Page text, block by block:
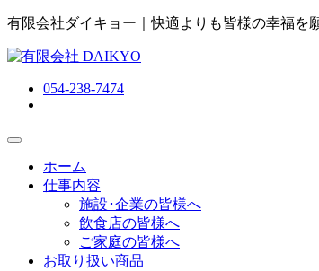
有限会社ダイキョー｜快適よりも皆様の幸福を
054-238-7474
ホーム
仕事内容
施設･企業の皆様へ
飲食店の皆様へ
ご家庭の皆様へ
お取り扱い商品